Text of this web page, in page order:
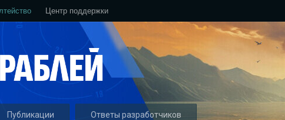
Центр поддержки
Публикации Ответы разработчиков